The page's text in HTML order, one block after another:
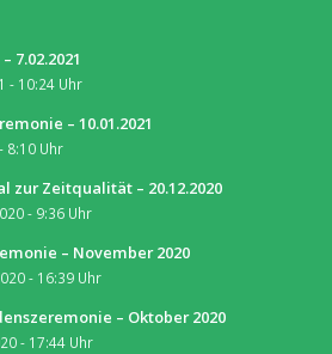
7.02.2021
- 10:24 Uhr
– 10.01.2021
8:10 Uhr
zur Zeitqualität – 20.12.2020
- 9:36 Uhr
– November 2020
- 16:39 Uhr
– Oktober 2020
- 17:44 Uhr